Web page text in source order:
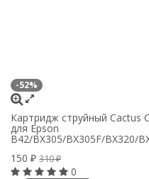
-52%
Картридж струйный Cactus
для Epson
B42/BX305/BX305F/BX320/
150 ₽ 310₽
0